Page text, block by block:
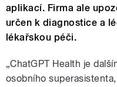
aplikací. Firma ale
určen k diagnostice a
lékařskou péči.
„ChatGPT Health je
osobního